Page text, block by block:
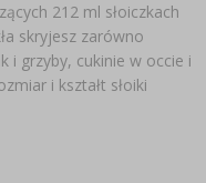
212 ml słoiczkach
skryjesz zarówno
i grzyby, cukinie w occie i
i kształt słoiki